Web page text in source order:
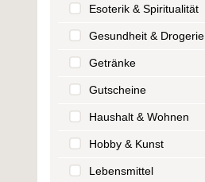
Esoterik & Spiritualität
Gesundheit & Drogerie
Getränke
Gutscheine
Haushalt & Wohnen
Hobby & Kunst
Lebensmittel